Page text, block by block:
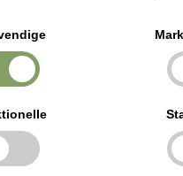
og lang brændetid
forbedrer luftcirkulationen
op til ca. 4 timer afhængigt af